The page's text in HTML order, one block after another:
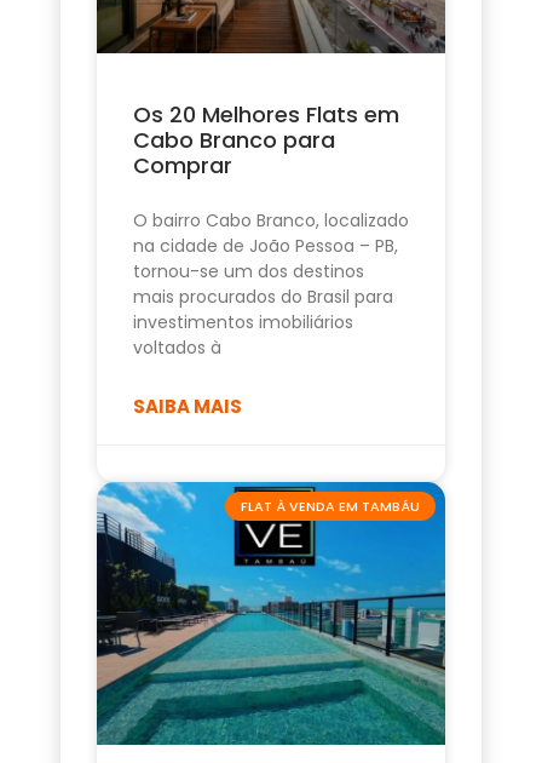
Os 20 Melhores Flats em
Cabo Branco para
Comprar
O bairro Cabo Branco, localizado
na cidade de João Pessoa – PB,
tornou-se um dos destinos
mais procurados do Brasil para
investimentos imobiliários
voltados à
SAIBA MAIS
FLAT À VENDA EM TAMBÁU